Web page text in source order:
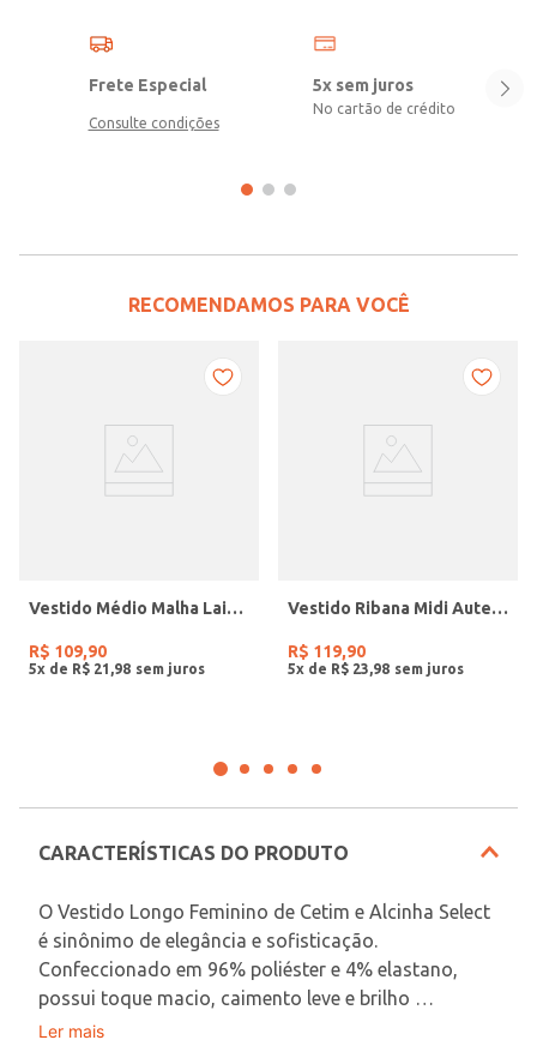
Frete Especial
Consulte condições
5x sem juros
No cartão de crédito
RECOMENDAMOS PARA VOCÊ
Vestido Médio Malha Laise Autentique Feminino VERMELHO
R$ 109,90
5x de R$ 21 98
Vestido Ribana Midi Autentique Feminino CAQUI
R$ 119,90
5x de R$ 23 98
CARACTERÍSTICAS DO PRODUTO
O Vestido Longo Feminino de Cetim e Alcinha Select
é sinônimo de elegância e sofisticação.
Confeccionado em 96% poliéster e 4% elastano,
possui toque macio, caimento leve e brilho
acetinado que valoriza o visual. O modelo conta
Em decorrência do uso do flash, as peças podem
Ler mais